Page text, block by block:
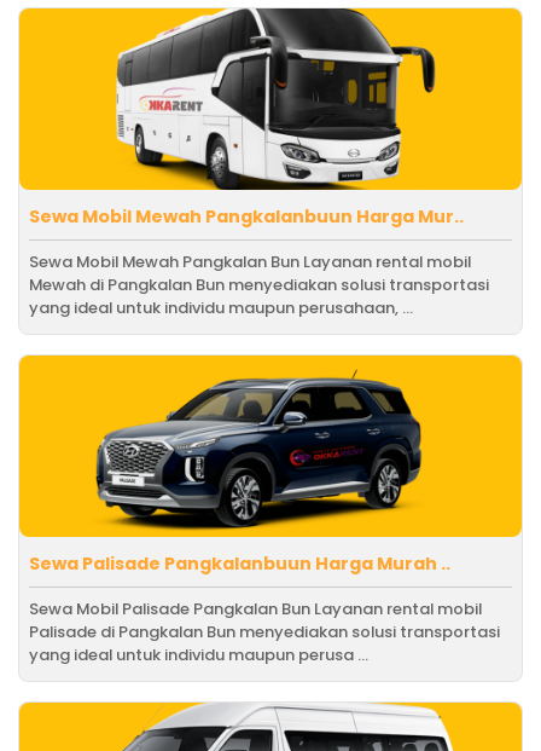
Sewa Mobil Mewah Pangkalanbuun Harga Mur..
Sewa Mobil Mewah Pangkalan Bun Layanan rental mobil
Mewah di Pangkalan Bun menyediakan solusi transportasi
yang ideal untuk individu maupun perusahaan, ...
Sewa Palisade Pangkalanbuun Harga Murah ..
Sewa Mobil Palisade Pangkalan Bun Layanan rental mobil
Palisade di Pangkalan Bun menyediakan solusi transportasi
yang ideal untuk individu maupun perusa ...